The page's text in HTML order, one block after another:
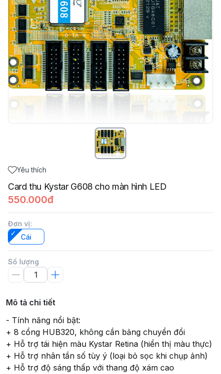
Yêu thích
Card thu Kystar G608 cho màn hình LED
550.000đ
Đơn vị:
Cái
Số lượng
Mô tả chi tiết
- Tính năng nổi bật:
+ 8 cổng HUB320, không cần bảng chuyển đổi
+ Hỗ trợ tái hiện màu Kystar Retina (hiển thị màu thực)
+ Hỗ trợ nhân tần số tùy ý (loại bỏ sọc khi chụp ảnh)
+ Hỗ trợ độ sáng thấp với thang độ xám cao